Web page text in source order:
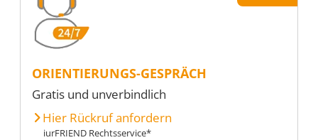
ORIENTIERUNGS-GESPRÄCH
Gratis und unverbindlich
Hier Rückruf anfordern
iurFRIEND Rechtsservice*